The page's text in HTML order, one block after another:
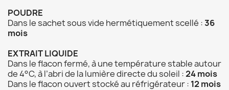
POUDRE
Dans le sachet sous vide hermétiquement scellé :36
mois
EXTRAIT LIQUIDE
Dans le flacon fermé, à une température stable autour
de 4°C, à l’abri de la lumière directe du soleil :24 mois
Dans le flacon ouvert stocké au réfrigérateur : 12 mois